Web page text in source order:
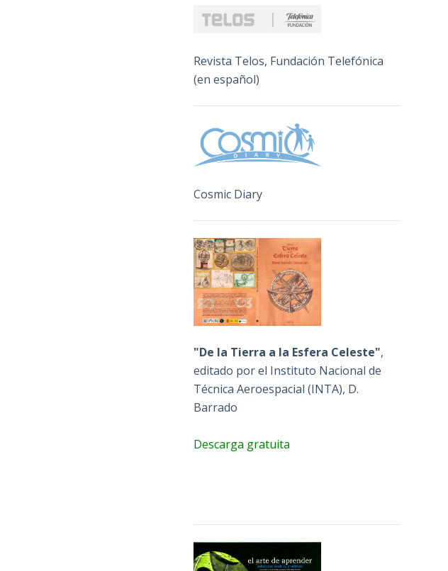
Revista Telos, Fundación Telefónica
(en español)
Cosmic Diary
"De la Tierra a la Esfera Celeste",
editado por el Instituto Nacional de
Técnica Aeroespacial (INTA), D.
Barrado
Descarga gratuita